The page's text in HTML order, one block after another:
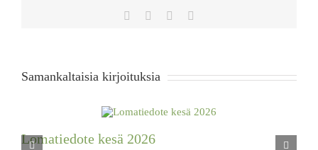
Facebook WhatsApp
Samankaltaisia kirjoituksia
Lomatiedote kesä 2026